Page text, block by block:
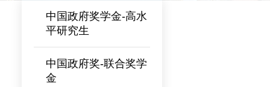
中国政府奖学金-高水
平研究生
中国政府奖-联合奖学
金